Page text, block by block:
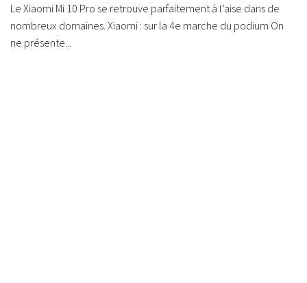
Le Xiaomi Mi 10 Pro se retrouve parfaitement à l’aise dans de
nombreux domaines. Xiaomi : sur la 4e marche du podium On
ne présente...